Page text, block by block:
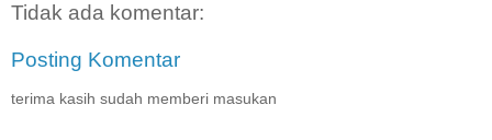
Tidak ada komentar:
Posting Komentar
terima kasih sudah memberi masukan